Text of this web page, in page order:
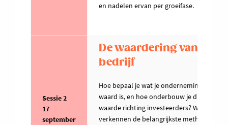
en nadelen ervan per groeifase.
Sessie 2
17
september
De waardering van je
bedrijf
Hoe bepaal je wat je onderneming écht
waard is, en hoe onderbouw je die
waarde richting investeerders? We
verkennen de belangrijkste methodes,